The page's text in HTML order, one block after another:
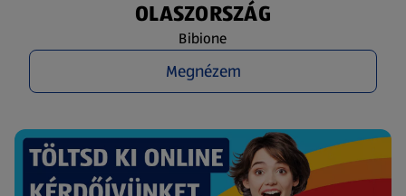
OLASZORSZÁG
Bibione
Megnézem